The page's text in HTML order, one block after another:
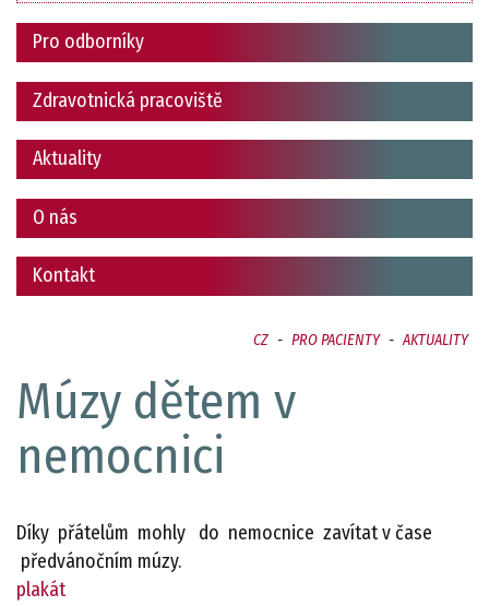
Pro odborníky
Zdravotnická pracoviště
Aktuality
O nás
Kontakt
CZ - PRO PACIENTY - AKTUALITY
Múzy dětem v
nemocnici
Díky přátelům mohly do nemocnice zavítat v čase
předvánočním múzy.
plakát